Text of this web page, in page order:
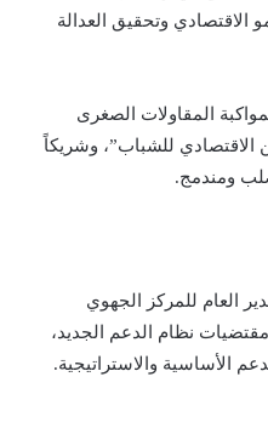
الاقتصادي وتحقيق العدالة
المقاولات الصغرى
الاقتصادي للشباب”، وشريكاً
ومندمج.
العام للمركز الجهوي
نظام الدعم الجديد،
الأساسية والاستراتيجية.